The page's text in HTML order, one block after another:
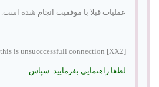
عمليات قبلا با موفقيت انجام شده است.
this is unsucccessfull connection [XX2]
لطفا راهنمایی بفرمایید. سپاس